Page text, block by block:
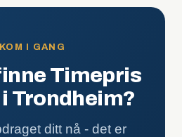
KOM I GANG
Timepris
Trondheim?
ditt nå - det er